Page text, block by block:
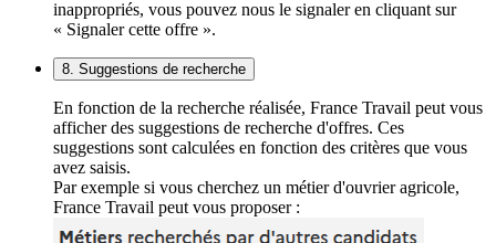
inappropriés, vous pouvez nous le signaler en cliquant sur
« Signaler cette offre ».
8. Suggestions de recherche
En fonction de la recherche réalisée, France Travail peut vous
afficher des suggestions de recherche d'offres. Ces
suggestions sont calculées en fonction des critères que vous
avez saisis.
Par exemple si vous cherchez un métier d'ouvrier agricole,
France Travail peut vous proposer :